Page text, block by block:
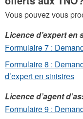
Vous pouvez vous
Licence d’expert en
Formulaire 7 :
Formulaire 8 :
d’expert en sinistres
Licence d’agent
Formulaire 9 :